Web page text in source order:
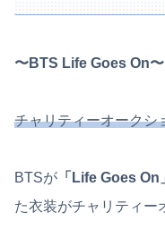
〜BTS Life Goes On〜
チャリティーオークシ
BTSが 「Life Goes On
た衣装がチャリティー